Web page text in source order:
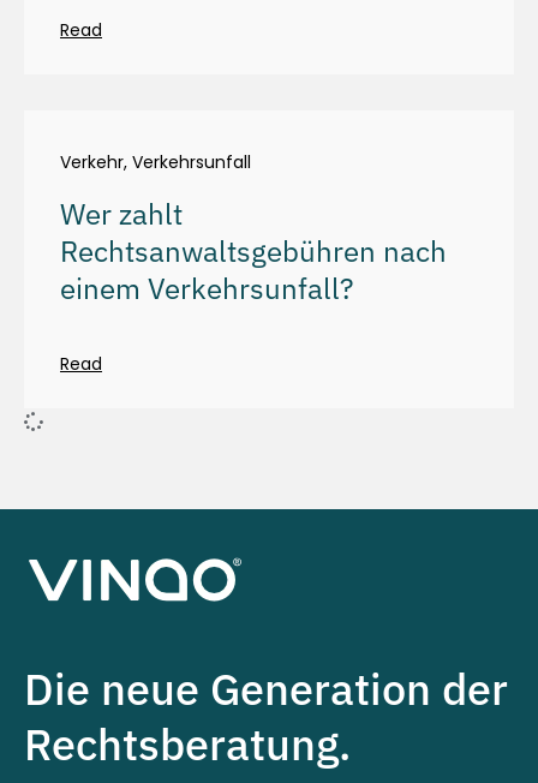
Read
Verkehr, Verkehrsunfall
Wer zahlt
Rechtsanwaltsgebühren nach
einem Verkehrsunfall?
Read
Die neue Generation der
Rechtsberatung.